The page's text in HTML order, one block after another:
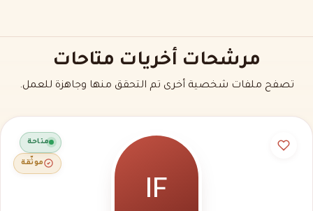
مرشحات أخريات متاحات
تصفح ملفات شخصية أخرى تم التحقق منها وجاهزة للعمل.
متاحة
موثّقة IF